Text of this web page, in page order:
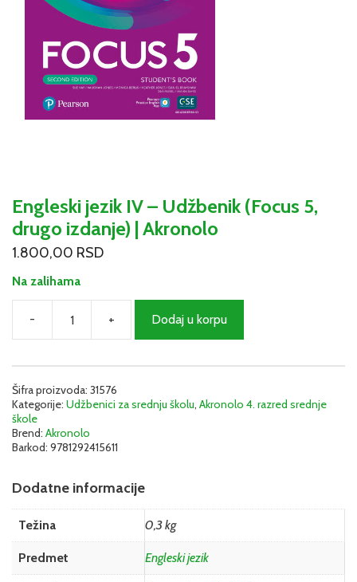
Engleski jezik IV – Udžbenik (Focus 5,
drugo izdanje) | Akronolo
1.800,00 RSD
Na zalihama
-
Engleski
jezik
(Focus
Akronolo
+ Dodaj u korpu
Šifra proizvoda: 31576
Kategorije: Udžbenici za srednju školu, Akronolo 4. razred srednje
škole
Brend: Akronolo
Barkod: 9781292415611
Dodatne informacije
Težina 0,3 kg
Predmet Engleski jezik